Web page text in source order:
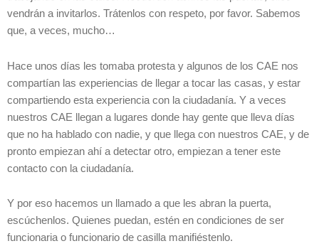
vendrán a invitarlos. Trátenlos con respeto, por favor. Sabemos
que, a veces, mucho…
Hace unos días les tomaba protesta y algunos de los CAE nos
compartían las experiencias de llegar a tocar las casas, y estar
compartiendo esta experiencia con la ciudadanía. Y a veces
nuestros CAE llegan a lugares donde hay gente que lleva días
que no ha hablado con nadie, y que llega con nuestros CAE, y de
pronto empiezan ahí a detectar otro, empiezan a tener este
contacto con la ciudadanía.
Y por eso hacemos un llamado a que les abran la puerta,
escúchenlos. Quienes puedan, estén en condiciones de ser
funcionaria o funcionario de casilla manifiéstenlo.